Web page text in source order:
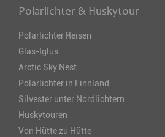
Polarlichter & Huskytour
Polarlichter Reisen
Glas-Iglus
Arctic Sky Nest
Polarlichter in Finnland
Silvester unter Nordlichtern
Huskytouren
Von Hütte zu Hütte